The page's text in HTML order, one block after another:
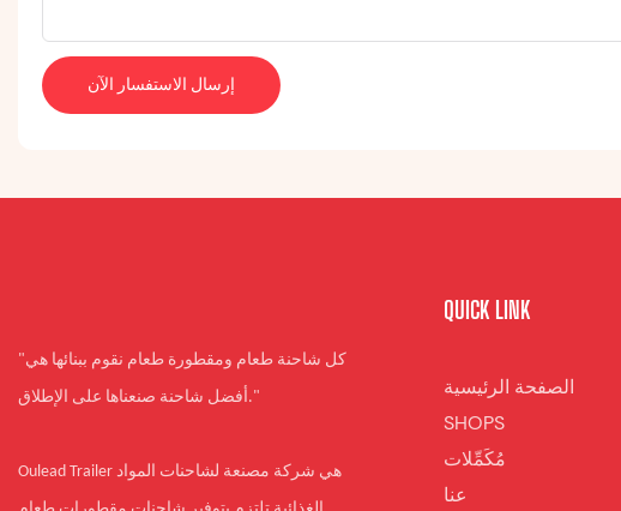
إرسال الاستفسار الآن
"كل شاحنة طعام ومقطورة طعام نقوم ببنائها هي
أفضل شاحنة صنعناها على الإطلاق."
Oulead Trailer هي شركة مصنعة لشاحنات المواد
QUICK LINK
الصفحة الرئيسية
SHOPS
مُكَمِّلات
عنا